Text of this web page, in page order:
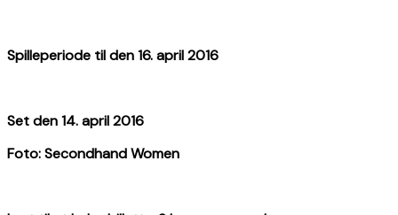
Spilleperiode til den 16. april 2016
Set den 14. april 2016
Foto: Secondhand Women